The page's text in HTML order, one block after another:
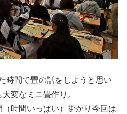
時間で畳の話をしようと思い
変なミニ畳作り。
時間いっぱい）掛かり今回は